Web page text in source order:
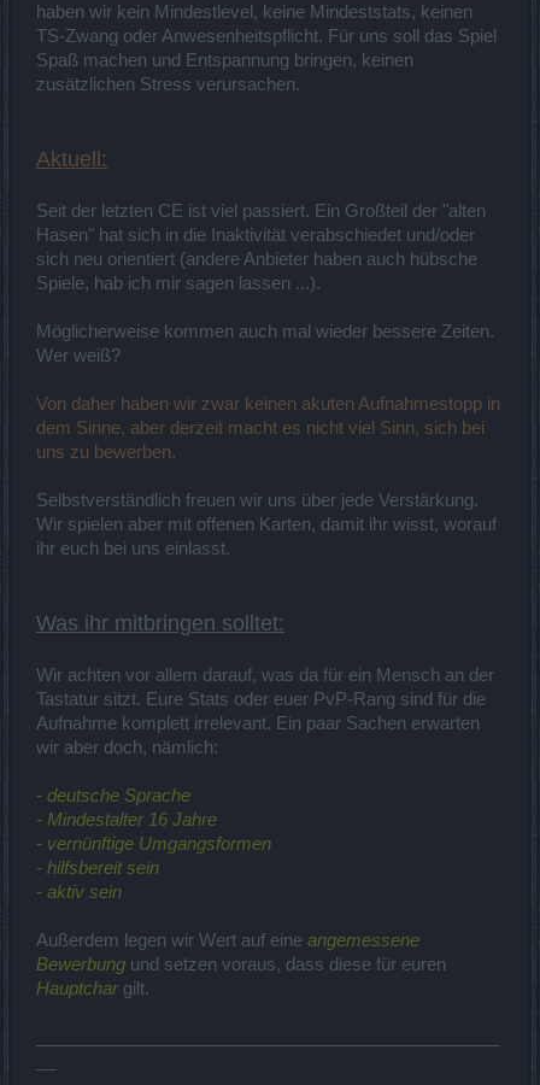
haben wir kein Mindestlevel, keine Mindeststats, keinen
TS-Zwang oder Anwesenheitspflicht. Für uns soll das Spiel
Spaß machen und Entspannung bringen, keinen
zusätzlichen Stress verursachen.
Aktuell:
Seit der letzten CE ist viel passiert. Ein Großteil der "alten
Hasen" hat sich in die Inaktivität verabschiedet und/oder
sich neu orientiert (andere Anbieter haben auch hübsche
Spiele, hab ich mir sagen lassen ...).
Möglicherweise kommen auch mal wieder bessere Zeiten.
Wer weiß?
Von daher haben wir zwar keinen akuten Aufnahmestopp in
dem Sinne, aber derzeit macht es nicht viel Sinn, sich bei
uns zu bewerben.
Selbstverständlich freuen wir uns über jede Verstärkung.
Wir spielen aber mit offenen Karten, damit ihr wisst, worauf
ihr euch bei uns einlasst.
Was ihr mitbringen solltet:
Wir achten vor allem darauf, was da für ein Mensch an der
Tastatur sitzt. Eure Stats oder euer PvP-Rang sind für die
Aufnahme komplett irrelevant. Ein paar Sachen erwarten
wir aber doch, nämlich:
- deutsche Sprache
- Mindestalter 16 Jahre
- vernünftige Umgangsformen
- hilfsbereit sein
- aktiv sein
Außerdem legen wir Wert auf eine angemessene
Bewerbung und setzen voraus, dass diese für euren
Hauptchar gilt.